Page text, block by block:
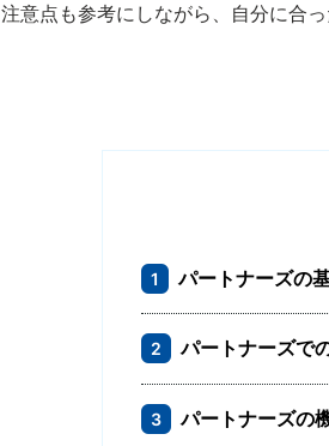
注意点も参考にしながら、自分に合
1 パートナーズの
2 パートナーズで
3 パートナーズの